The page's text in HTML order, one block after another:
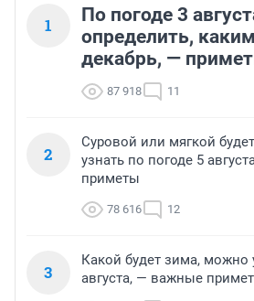
1
По погоде 3
определить,
декабрь, —
87 918 11
2
Суровой или мягкой
узнать по погоде 5
приметы
78 616 12
3
Какой будет зима, можно
августа, — важные